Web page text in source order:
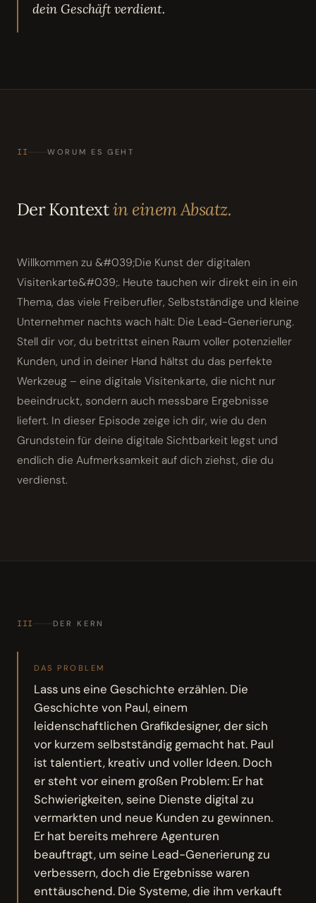
dein Geschäft verdient.
II WORUM ES GEHT
Der Kontextin einem Absatz.
Willkommen zu &#039;Die Kunst der digitalen
Visitenkarte&#039;. Heute tauchen wir direkt ein in ein
Thema, das viele Freiberufler, Selbstständige und kleine
Unternehmer nachts wach hält: Die Lead-Generierung.
Stell dir vor, du betrittst einen Raum voller potenzieller
Kunden, und in deiner Hand hältst du das perfekte
Werkzeug – eine digitale Visitenkarte, die nicht nur
beeindruckt, sondern auch messbare Ergebnisse
liefert. In dieser Episode zeige ich dir, wie du den
Grundstein für deine digitale Sichtbarkeit legst und
endlich die Aufmerksamkeit auf dich ziehst, die du
verdienst.
III DER KERN
DAS PROBLEM
Lass uns eine Geschichte erzählen. Die
Geschichte von Paul, einem
leidenschaftlichen Grafikdesigner, der sich
vor kurzem selbstständig gemacht hat. Paul
ist talentiert, kreativ und voller Ideen. Doch
er steht vor einem großen Problem: Er hat
Schwierigkeiten, seine Dienste digital zu
vermarkten und neue Kunden zu gewinnen.
Er hat bereits mehrere Agenturen
beauftragt, um seine Lead-Generierung zu
verbessern, doch die Ergebnisse waren
enttäuschend. Die Systeme, die ihm verkauft